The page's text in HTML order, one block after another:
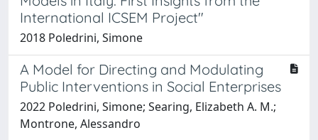
International ICSEM Project"
2018 Poledrini, Simone
A Model for Directing and Modulating
Public Interventions in Social Enterprises
2022 Poledrini, Simone; Searing, Elizabeth A. M.;
Montrone, Alessandro